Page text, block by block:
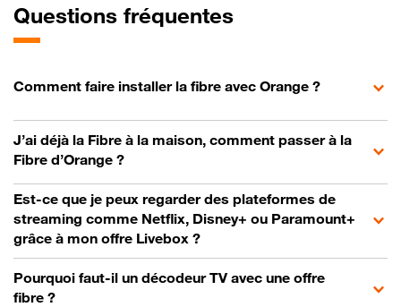
Questions fréquentes
Comment faire installer la fibre avec Orange ?
J’ai déjà la Fibre à la maison, comment passer à la
Fibre d’Orange ?
Est-ce que je peux regarder des plateformes de
streaming comme Netflix, Disney+ ou Paramount+
grâce à mon offre Livebox ?
Pourquoi faut-il un décodeur TV avec une offre
fibre ?